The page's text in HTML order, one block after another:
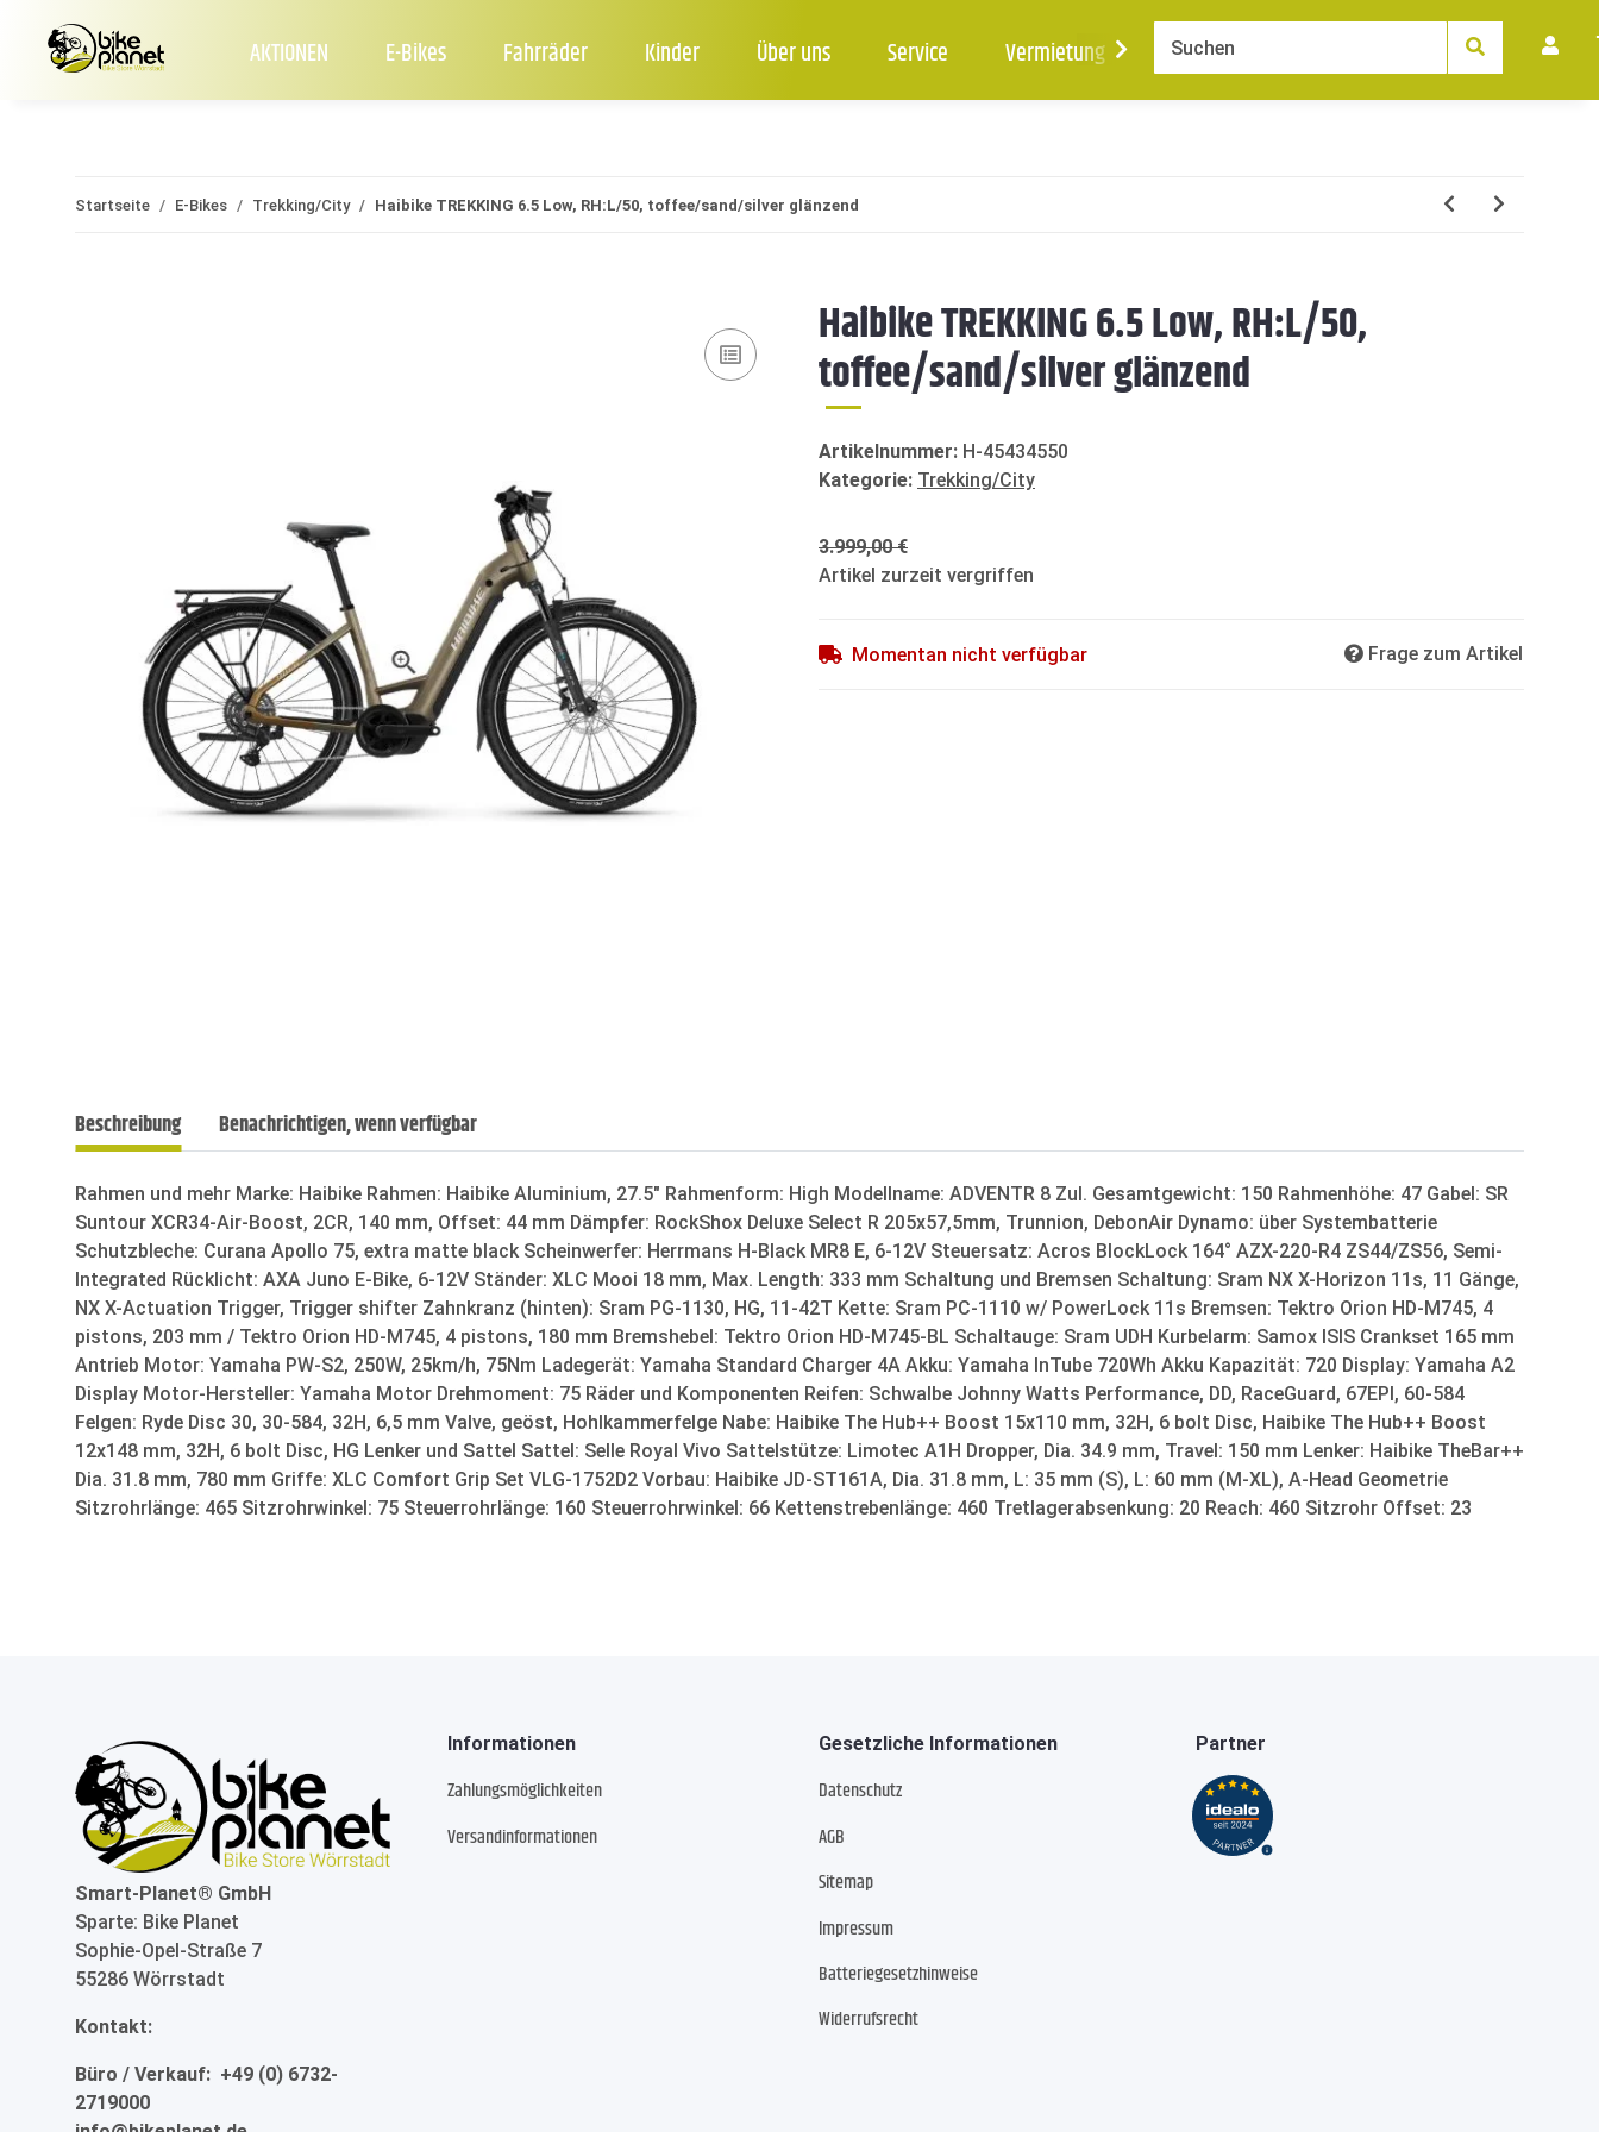
AKTIONEN E-Bikes Fahrräder Kinder Über uns Service Vermietung Ankauf Kontakt
Startseite E-Bikes Trekking/City Haibike TREKKING 6.5 Low, RH:L/50, toffee/sand/silver glänzend
Haibike TREKKING 6.5 Low, RH:L/50,
toffee/sand/silver glänzend
Artikelnummer: H-45434550
Kategorie: Trekking/City
3.999,00 €
Artikel zurzeit vergriffen
Momentan nicht verfügbar Frage zum Artikel
Beschreibung Benachrichtigen, wenn verfügbar
Rahmen und mehr Marke: Haibike Rahmen: Haibike Aluminium, 27.5" Rahmenform: High Modellname: ADVENTR 8 Zul. Gesamtgewicht: 150 Rahmenhöhe: 47 Gabel: SR
Suntour XCR34-Air-Boost, 2CR, 140 mm, Offset: 44 mm Dämpfer: RockShox Deluxe Select R 205x57,5mm, Trunnion, DebonAir Dynamo: über Systembatterie
Schutzbleche: Curana Apollo 75, extra matte black Scheinwerfer: Herrmans H-Black MR8 E, 6-12V Steuersatz: Acros BlockLock 164° AZX-220-R4 ZS44/ZS56, Semi-
Integrated Rücklicht: AXA Juno E-Bike, 6-12V Ständer: XLC Mooi 18 mm, Max. Length: 333 mm Schaltung und Bremsen Schaltung: Sram NX X-Horizon 11s, 11 Gänge,
NX X-Actuation Trigger, Trigger shifter Zahnkranz (hinten): Sram PG-1130, HG, 11-42T Kette: Sram PC-1110 w/ PowerLock 11s Bremsen: Tektro Orion HD-M745, 4
pistons, 203 mm / Tektro Orion HD-M745, 4 pistons, 180 mm Bremshebel: Tektro Orion HD-M745-BL Schaltauge: Sram UDH Kurbelarm: Samox ISIS Crankset 165 mm
Antrieb Motor: Yamaha PW-S2, 250W, 25km/h, 75Nm Ladegerät: Yamaha Standard Charger 4A Akku: Yamaha InTube 720Wh Akku Kapazität: 720 Display: Yamaha A2
Display Motor-Hersteller: Yamaha Motor Drehmoment: 75 Räder und Komponenten Reifen: Schwalbe Johnny Watts Performance, DD, RaceGuard, 67EPI, 60-584
Felgen: Ryde Disc 30, 30-584, 32H, 6,5 mm Valve, geöst, Hohlkammerfelge Nabe: Haibike The Hub++ Boost 15x110 mm, 32H, 6 bolt Disc, Haibike The Hub++ Boost
12x148 mm, 32H, 6 bolt Disc, HG Lenker und Sattel Sattel: Selle Royal Vivo Sattelstütze: Limotec A1H Dropper, Dia. 34.9 mm, Travel: 150 mm Lenker: Haibike TheBar++
Dia. 31.8 mm, 780 mm Griffe: XLC Comfort Grip Set VLG-1752D2 Vorbau: Haibike JD-ST161A, Dia. 31.8 mm, L: 35 mm (S), L: 60 mm (M-XL), A-Head Geometrie
Sitzrohrlänge: 465 Sitzrohrwinkel: 75 Steuerrohrlänge: 160 Steuerrohrwinkel: 66 Kettenstrebenlänge: 460 Tretlagerabsenkung: 20 Reach: 460 Sitzrohr Offset: 23
Smart-Planet® GmbH
Sparte: Bike Planet
Sophie-Opel-Straße 7
55286 Wörrstadt
Kontakt:
Büro / Verkauf: +49 (0) 6732-
2719000
Informationen
Zahlungsmöglichkeiten
Versandinformationen
Gesetzliche Informationen
Datenschutz
AGB
Sitemap
Impressum
Batteriegesetzhinweise
Widerrufsrecht
Partner